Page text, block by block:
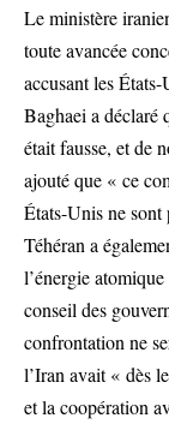
Le ministère
toute avancée
accusant les
Baghaei a déclaré
était fausse, et de
ajouté que « ce
États-Unis ne sont
Téhéran a
l’énergie
conseil des
confrontation ne
l’Iran avait « dès
et la coopération